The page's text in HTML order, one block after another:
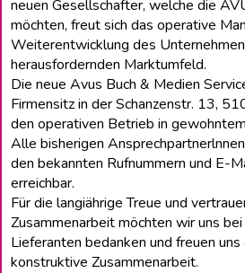
neuen Gesellschafter, welche die
möchten, freut sich das operative
Weiterentwicklung des
herausfordernden Marktumfeld.
Die neue Avus Buch & Medien
Firmensitz in der Schanzenstr. 13,
den operativen Betrieb in
Alle bisherigen
den bekannten Rufnummern und E-
erreichbar.
Für die langiährige Treue und
Zusammenarbeit möchten wir uns
Lieferanten bedanken und freuen
konstruktive Zusammenarbeit.